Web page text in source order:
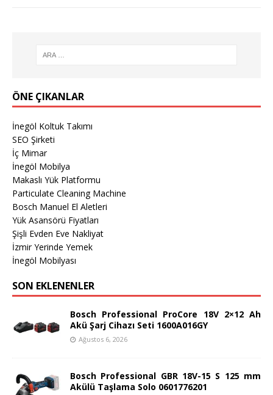
ÖNE ÇIKANLAR
İnegöl Koltuk Takımı
SEO Şirketi
İç Mimar
İnegöl Mobilya
Makaslı Yük Platformu
Particulate Cleaning Machine
Bosch Manuel El Aletleri
Yük Asansörü Fiyatları
Şişli Evden Eve Nakliyat
İzmir Yerinde Yemek
İnegöl Mobilyası
SON EKLENENLER
Bosch Professional ProCore 18V 2×12 Ah
Akü Şarj Cihazı Seti 1600A016GY
Ağustos 6, 2026
Bosch Professional GBR 18V-15 S 125 mm
Akülü Taşlama Solo 0601776201